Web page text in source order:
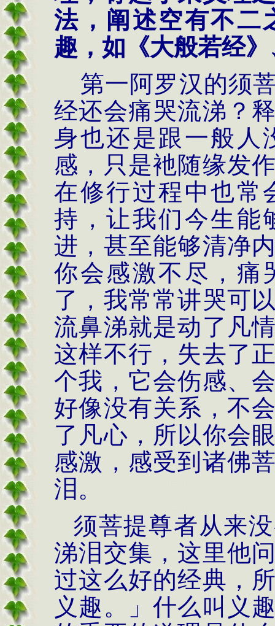
法，阐述空有不二
趣，如《大般若经
第一阿罗汉的须
经还会痛哭流涕？
身也还是跟一般人
感，只是衪随缘发
在修行过程中也常
持，让我们今生能
进，甚至能够清净
你会感激不尽，痛
了，我常常讲哭可
流鼻涕就是动了凡
这样不行，失去了
个我，它会伤感、
好像没有关系，不
了凡心，所以你会
感激，感受到诸佛
泪。
须菩提尊者从来
涕泪交集，这里他
过这么好的经典，
义趣。」什么叫义